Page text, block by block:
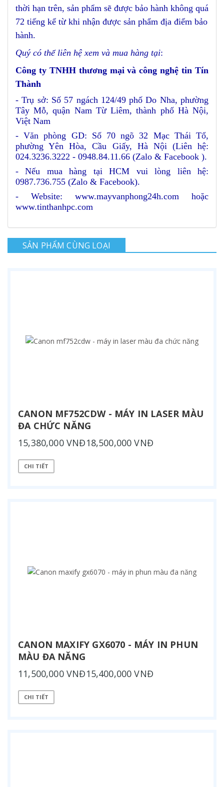
thời hạn trên, sản phẩm sẽ được bảo hành không quá
72 tiếng kể từ khi nhận được sản phẩm địa điểm bảo
hành.
Quý có thể liên hệ xem và mua hàng tại:
Công ty TNHH thương mại và công nghệ tin Tín
Thành
- Trụ sở: Số 57 ngách 124/49 phố Do Nha, phường
Tây Mỗ, quận Nam Từ Liêm, thành phố Hà Nội,
Việt Nam
- Văn phòng GD: Số 70 ngõ 32 Mạc Thái Tổ,
phường Yên Hòa, Cầu Giấy, Hà Nội (Liên hệ:
024.3236.3222 - 0948.84.11.66 (Zalo & Facebook ).
- Nếu mua hàng tại HCM vui lòng liên hệ:
0987.736.755 (Zalo & Facebook).
- Website: www.mayvanphong24h.com hoặc
www.tinthanhpc.com
SẢN PHẨM CÙNG LOẠI
CANON MF752CDW - MÁY IN LASER MÀU
ĐA CHỨC NĂNG
15,380,000 VNĐ18,500,000 VNĐ
CHI TIẾT
CANON MAXIFY GX6070 - MÁY IN PHUN
MÀU ĐA NĂNG
11,500,000 VNĐ15,400,000 VNĐ
CHI TIẾT